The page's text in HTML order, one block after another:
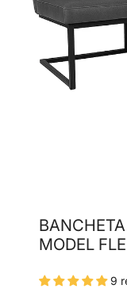
BANCHETA
MODEL
9